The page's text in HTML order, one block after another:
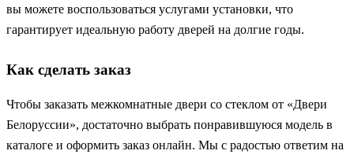
вы можете воспользоваться услугами установки, что
гарантирует идеальную работу дверей на долгие годы.
Как сделать заказ
Чтобы заказать межкомнатные двери со стеклом от «Двери
Белоруссии», достаточно выбрать понравившуюся модель в
каталоге и оформить заказ онлайн. Мы с радостью ответим на